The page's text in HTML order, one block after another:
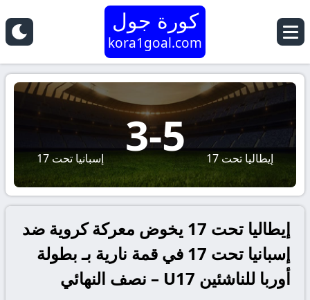
كورة جول
kora1goal.com
إيطاليا تحت 17 5
-
3 إسبانيا تحت 17
إيطاليا تحت 17 يخوض معركة كروية ضد
إسبانيا تحت 17 في قمة نارية بـ بطولة
أوربا للناشئين U17 – نصف النهائي